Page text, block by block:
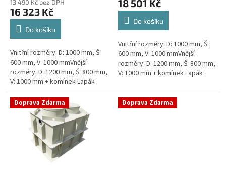
13 490 Kč bez DPH
16 323 Kč
Do košíku
Vnitřní rozměry: D: 1000 mm, Š:
600 mm, V: 1000 mmVnější
rozměry: D: 1200 mm, Š: 800 mm,
V: 1000 mm + komínek Lapák
tuků do 1l/s nebo 100 jídel
denně Průměr a umístění...
je
4,5
hvězdiček.
18 501 Kč
Do košíku
Vnitřní rozměry: D: 1000 mm, Š:
600 mm, V: 1000 mmVnější
rozměry: D: 1200 mm, Š: 800 mm,
V: 1000 mm + komínek Lapák
denně Průměr a umístění...
Doprava Zdarma Doprava Zdarma